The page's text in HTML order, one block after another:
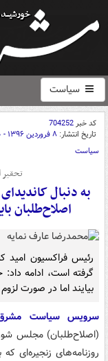
سیاست
کد خبر704252
تاریخ انتشار: ۸ فروردین ۱۳۹۶ - ۰۷:۰۰
سیاست
به دنبال
اصلاح‌طلبان
رئیس فراکسیون امید
گرفته است، ادامه
بیایند اما در صورت
سرویس سیاست
(اصلاح‌طلبان) مجلس
روزنامه‌های زنجیره‌ای